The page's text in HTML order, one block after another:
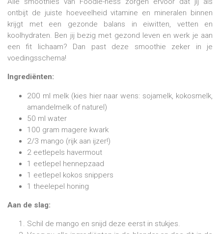
ontbijt de juiste hoeveelheid vitamine en mineralen binnen
krijgt met een gezonde balans in eiwitten, vetten en
koolhydraten. Ben jij bezig met gezond leven en werk je aan
een fit lichaam? Dan past deze smoothie zeker in je
voedingsschema!
Ingrediënten:
200 ml melk (kies hier naar wens: sojamelk, kokosmelk,
amandelmelk of naturel)
50 ml water
100 gram magere kwark
2/3 mango (rijk aan ijzer!)
2 eetlepels havermout
1 eetlepel hennepzaad
1 eetlepel kokos snippers
1 theelepel honing
Aan de slag:
Schil de mango en snijd deze eerst in stukjes.